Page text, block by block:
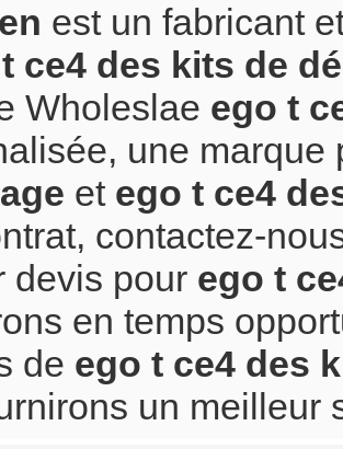
est un fabricant
ce4 des kits de
Wholeslae ego t
une
et ego t ce4
contactez-
devis pour ego t
en temps
de ego t ce4 des
un meilleur